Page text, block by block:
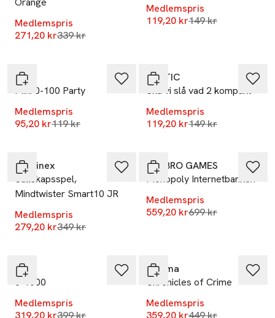
Medlemspris
271,20 krLägsta pris 30 dagar
339 kr
Medlemspris
119,20 krLägsta pris 30
149 kr
M.I.G
Mini 0-100 Party
Medlemspris
95,20 krLägsta pris 30 dagar
119 kr
TACTIC
Ska vi slå vad 2 kompakt
Medlemspris
119,20 krLägsta pris 30
149 kr
Martinex
Sällskapsspel,
Mindtwister Smart10 JR
Medlemspris
279,20 krLägsta pris 30 dagar
349 kr
HASBRO GAMES
Monopoly Internetbanken
Medlemspris
559,20 krLägsta pris 30
699 kr
M.I.G
0-1000
Medlemspris
Lägsta pris 30 dagar
Enigma
Chronicles of Crime
Medlemspris
Lägsta pris 30